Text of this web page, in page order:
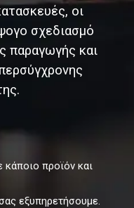
οι
σχεδιασμό
παραγωγής και
προϊόν και
εξυπηρετήσουμε.